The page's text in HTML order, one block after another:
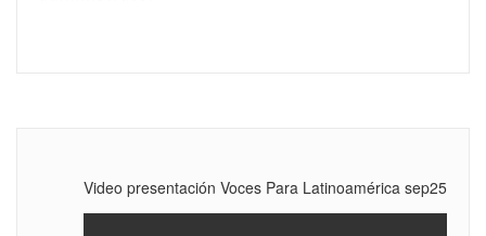
Video presentación Voces Para Latinoamérica sep25